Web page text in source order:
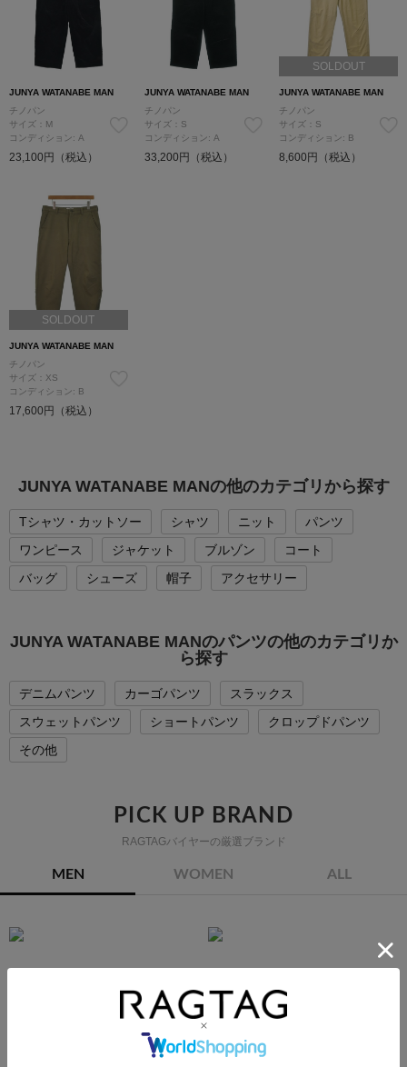
JUNYA WATANABE MAN
チノパン
サイズ：M
コンディション: A
23,100円（税込）
JUNYA WATANABE MAN
チノパン
サイズ：S
コンディション: A
33,200円（税込）
SOLDOUT
JUNYA WATANABE MAN
チノパン
サイズ：S
コンディション: B
8,600円（税込）
SOLDOUT
JUNYA WATANABE MAN
チノパン
サイズ：XS
コンディション: B
17,600円（税込）
JUNYA WATANABE MANの他のカテゴリから探す
Tシャツ・カットソー シャツ ニット
パンツ
ワンピース
ジャケット ブルゾン
コート
バッグ
シューズ 帽子 アクセサリー
JUNYA WATANABE MANのパンツの他のカテゴリか
ら探す
デニムパンツ カーゴパンツ
スラックス
スウェットパンツ
ショートパンツ
クロップドパンツ
その他
PICK UP BRAND
RAGTAGバイヤーの厳選ブランド
MEN WOMEN ALL
COMME des GARCONS YOHJI YAMAMOTO